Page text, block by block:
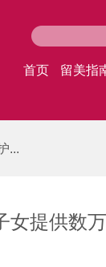
首页 留美指
...
女提供数